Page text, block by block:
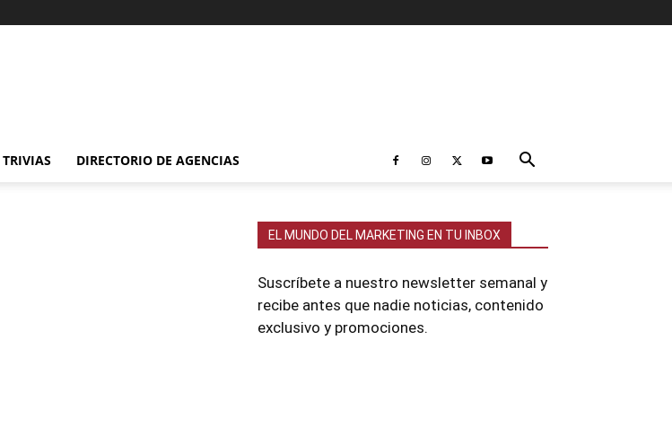
TRIVIAS DIRECTORIO DE AGENCIAS
EL MUNDO DEL MARKETING EN TU INBOX
Suscríbete a nuestro newsletter semanal y
recibe antes que nadie noticias, contenido
exclusivo y promociones.